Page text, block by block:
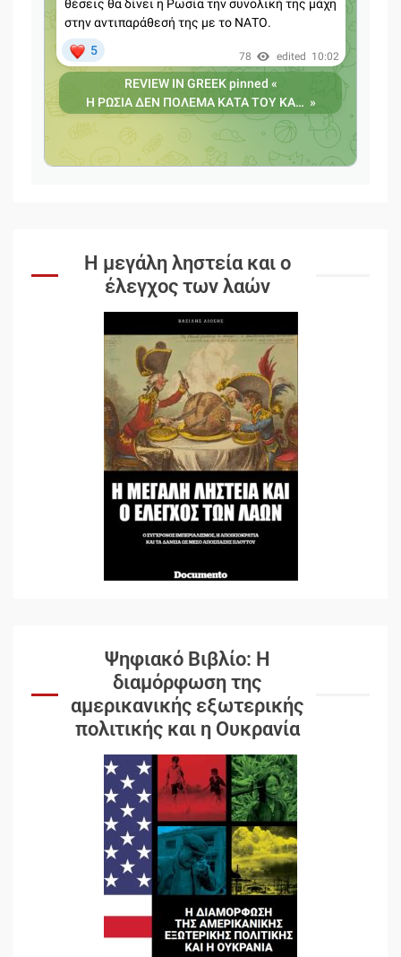
Η μεγάλη ληστεία και ο
έλεγχος των λαών
Ψηφιακό Βιβλίο: Η
διαμόρφωση της
αμερικανικής εξωτερικής
πολιτικής και η Ουκρανία